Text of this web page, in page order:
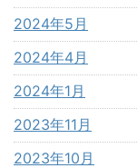
2024年5月
2024年4月
2024年1月
2023年11月
2023年10月